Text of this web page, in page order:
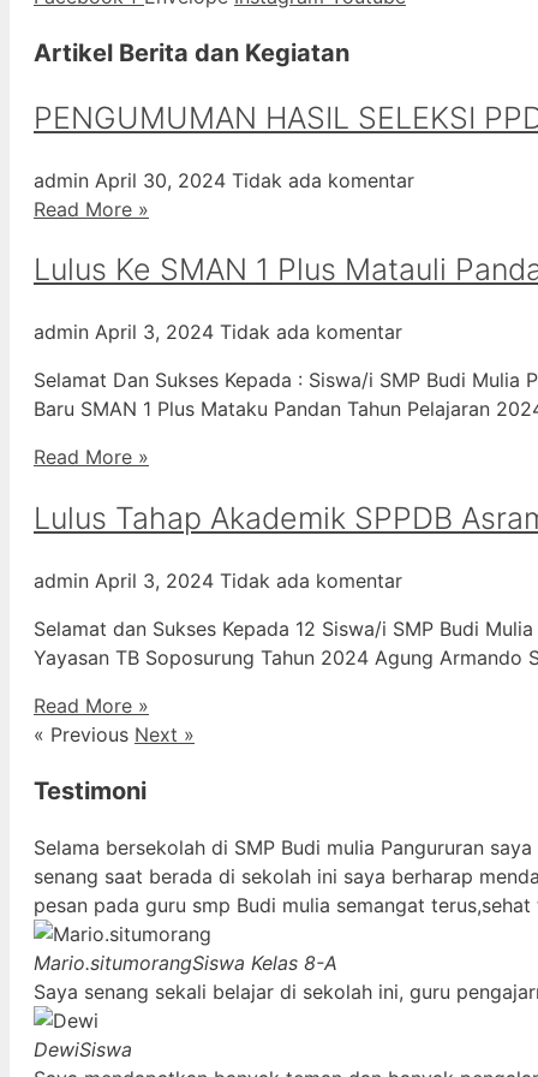
Artikel Berita dan Kegiatan
PENGUMUMAN HASIL SELEKSI
admin April 30, 2024 Tidak ada komentar
Read More »
Lulus Ke SMAN 1 Plus Matauli
admin April 3, 2024 Tidak ada komentar
Selamat Dan Sukses Kepada : Siswa/i SMP Budi Mulia
Baru SMAN 1 Plus Mataku Pandan Tahun Pelajaran
Read More »
Lulus Tahap Akademik SPPDB
admin April 3, 2024 Tidak ada komentar
Selamat dan Sukses Kepada 12 Siswa/i SMP Budi
Yayasan TB Soposurung Tahun 2024 Agung Armando
Read More »
« Previous Next »
Testimoni
Selama bersekolah di SMP Budi mulia Pangururan
senang saat berada di sekolah ini saya berharap
pesan pada guru smp Budi mulia semangat
Mario.situmorangSiswa Kelas 8-A
Saya senang sekali belajar di sekolah ini, guru
DewiSiswa